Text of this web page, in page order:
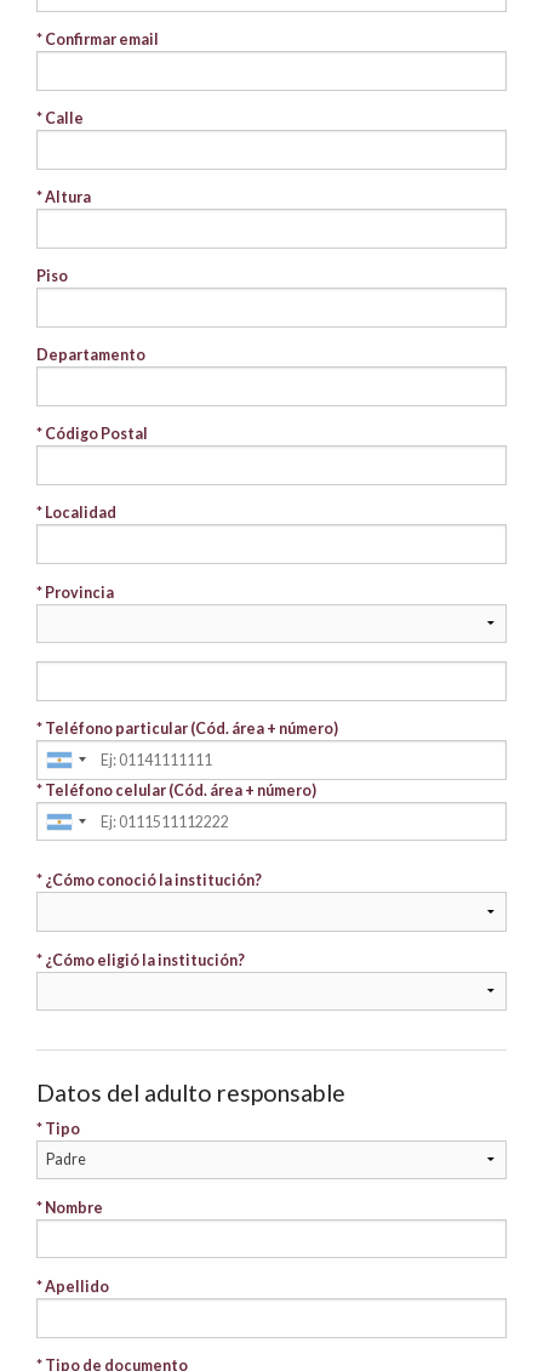
* Confirmar email
* Calle
* Altura
Piso
Departamento
* Código Postal
* Localidad
* Provincia
* Teléfono particular (Cód. área + número)
* Teléfono celular (Cód. área + número)
* ¿Cómo conoció la institución?
* ¿Cómo eligió la institución?
Datos del adulto responsable
* Tipo
* Nombre
* Apellido
* Tipo de documento